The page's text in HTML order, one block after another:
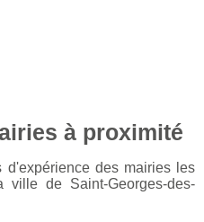
à proximité
d'expérience des mairies les
de Saint-Georges-des-